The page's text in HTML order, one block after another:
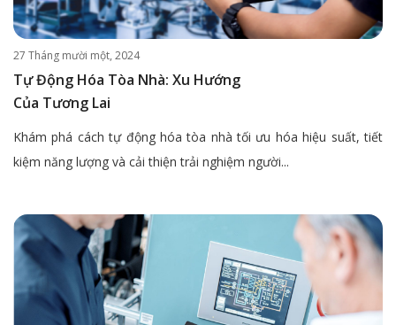
27 Tháng mười một, 2024
Tự Động Hóa Tòa Nhà: Xu Hướng
Của Tương Lai
Khám phá cách tự động hóa tòa nhà tối ưu hóa hiệu suất, tiết
kiệm năng lượng và cải thiện trải nghiệm người...